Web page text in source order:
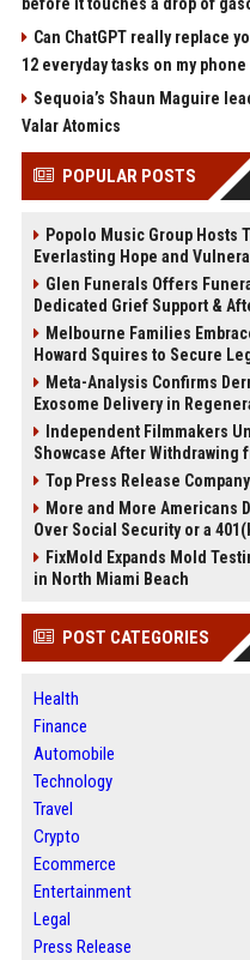
before it touches a drop of
Can ChatGPT really replace
12 everyday tasks on my
Sequoia’s Shaun Maguire
Valar Atomics
POPULAR POSTS
Popolo Music Group
Everlasting Hope and
Glen Funerals Offers
Dedicated Grief Support &
Melbourne Families
Howard Squires to Secure
Meta-Analysis Confirms
Exosome Delivery in
Independent Filmmakers
Showcase After Withdrawing
Top Press Release
More and More Americans
Over Social Security or a
FixMold Expands Mold
in North Miami Beach
POST CATEGORIES
Health
Finance
Automobile
Technology
Travel
Crypto
Ecommerce
Entertainment
Legal
Press Release